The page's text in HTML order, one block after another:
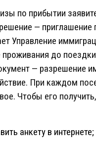
по прибытии
— приглашение
Управление
до
— разрешение
При каждом
Чтобы его
анкету в интернете;